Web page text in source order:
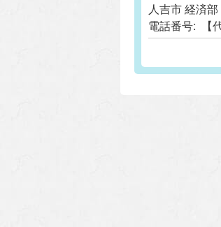
人吉市 経済
電話番号: